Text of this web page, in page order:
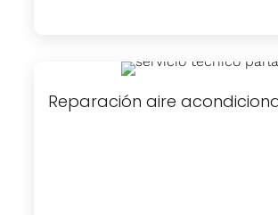
Reparación aire